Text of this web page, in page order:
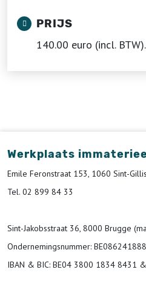
PRIJS
140.00 euro (incl. BTW).
Werkplaats
Emile Feronstraat 153, 1060 Sint-Gillis
Tel. 02 899 84 33
Sint-Jakobsstraat 36, 8000 Brugge
Ondernemingsnummer:
IBAN & BIC: BE04 3800 1834 8431 &